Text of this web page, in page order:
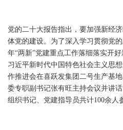
党的二十大报告指出，要加强新经
体党的建设。为了深入学习贯彻党
年“两新”党建重点工作落细落实开
习近平新时代中国特色社会主义思
作推进会在喜跃发集团二号生产基
委专职副书记张有旺主持会议并讲
组织书记、党建指导员共计100余人